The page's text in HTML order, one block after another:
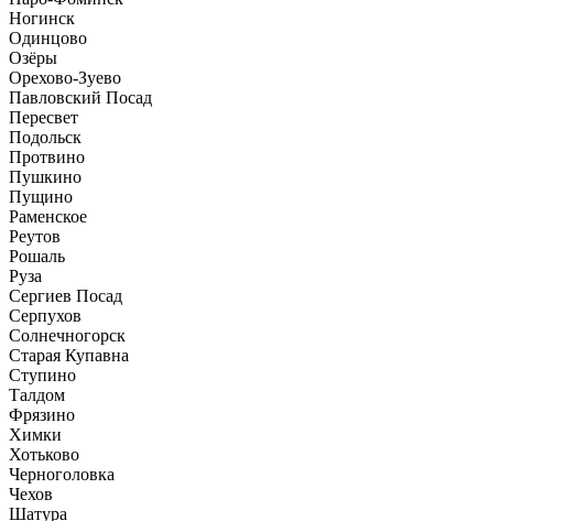
Ногинск
Одинцово
Озёры
Орехово-Зуево
Павловский Посад
Пересвет
Подольск
Протвино
Пушкино
Пущино
Раменское
Реутов
Рошаль
Руза
Сергиев Посад
Серпухов
Солнечногорск
Старая Купавна
Ступино
Талдом
Фрязино
Химки
Хотьково
Черноголовка
Чехов
Шатура